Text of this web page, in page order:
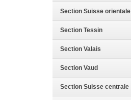
Section Suisse orientale
Section Tessin
Section Valais
Section Vaud
Section Suisse centrale